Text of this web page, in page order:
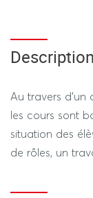
Description
Au travers d'un
les cours sont
situation des
de rôles, un